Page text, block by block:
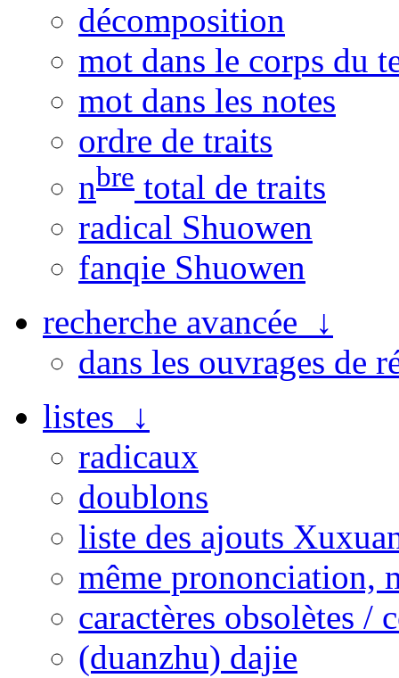
décomposition
mot dans le corps du
mot dans les notes
ordre de traits
nbre total de traits
radical Shuowen
fanqie Shuowen
recherche avancée ↓
dans les ouvrages de
listes ↓
radicaux
doublons
liste des ajouts
même prononciation,
caractères obsolètes /
(duanzhu) dajie